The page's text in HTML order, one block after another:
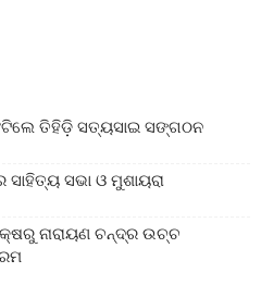
ତିହିଡି଼ ସତ୍ୟସାଇ ସଙ୍ଗଠନ
ସଭା ଓ ମୁଶାୟରା
ନାରାୟଣ ଚନ୍ଦ୍ର ଉଚ୍ଚ